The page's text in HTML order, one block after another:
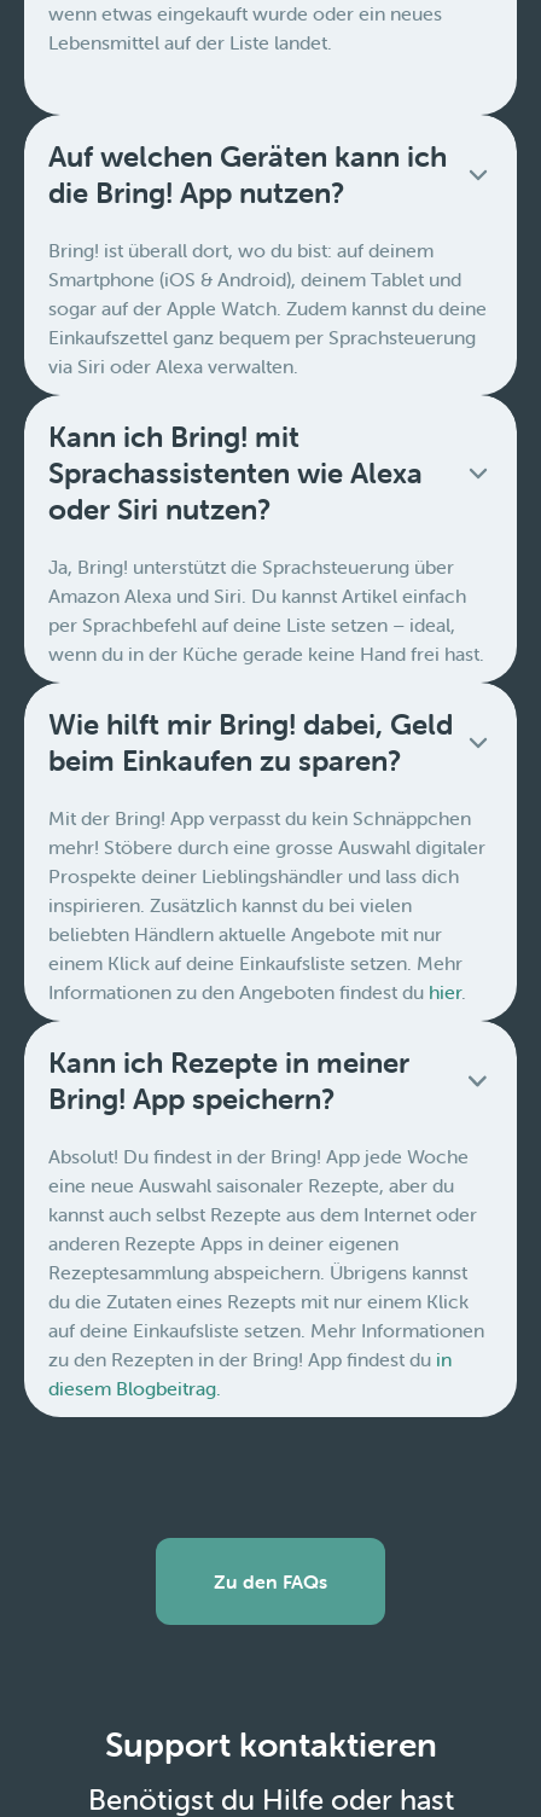
wenn etwas eingekauft wurde oder ein neues
Lebensmittel auf der Liste landet.
Auf welchen Geräten kann ich
die Bring! App nutzen?
Bring! ist überall dort, wo du bist: auf deinem
Smartphone (iOS & Android), deinem Tablet und
sogar auf der Apple Watch. Zudem kannst du deine
Einkaufszettel ganz bequem per Sprachsteuerung
via Siri oder Alexa verwalten.
Kann ich Bring! mit
Sprachassistenten wie Alexa
oder Siri nutzen?
Ja, Bring! unterstützt die Sprachsteuerung über
Amazon Alexa und Siri. Du kannst Artikel einfach
per Sprachbefehl auf deine Liste setzen – ideal,
wenn du in der Küche gerade keine Hand frei hast.
Wie hilft mir Bring! dabei, Geld
beim Einkaufen zu sparen?
Mit der Bring! App verpasst du kein Schnäppchen
mehr! Stöbere durch eine grosse Auswahl digitaler
Prospekte deiner Lieblingshändler und lass dich
inspirieren. Zusätzlich kannst du bei vielen
beliebten Händlern aktuelle Angebote mit nur
einem Klick auf deine Einkaufsliste setzen. Mehr
Informationen zu den Angeboten findest du hier.
Kann ich Rezepte in meiner
Bring! App speichern?
Absolut! Du findest in der Bring! App jede Woche
eine neue Auswahl saisonaler Rezepte, aber du
kannst auch selbst Rezepte aus dem Internet oder
anderen Rezepte Apps in deiner eigenen
Rezeptesammlung abspeichern. Übrigens kannst
du die Zutaten eines Rezepts mit nur einem Klick
auf deine Einkaufsliste setzen. Mehr Informationen
zu den Rezepten in der Bring! App findest du in
diesem Blogbeitrag.
Zu den FAQs
Support kontaktieren
Benötigst du Hilfe oder hast